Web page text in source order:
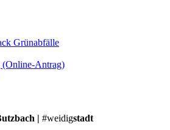
Grünabfälle
(Online-Antrag)
| #weidigstadt